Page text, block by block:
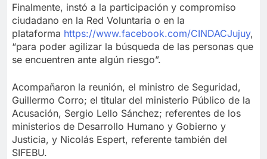
Finalmente, instó a la participación y compromiso
ciudadano en la Red Voluntaria o en la
plataforma https://www.facebook.com/CINDACJujuy,
“para poder agilizar la búsqueda de las personas que
se encuentren ante algún riesgo”.
Acompañaron la reunión, el ministro de Seguridad,
Guillermo Corro; el titular del ministerio Público de la
Acusación, Sergio Lello Sánchez; referentes de los
ministerios de Desarrollo Humano y Gobierno y
Justicia, y Nicolás Espert, referente también del
SIFEBU.